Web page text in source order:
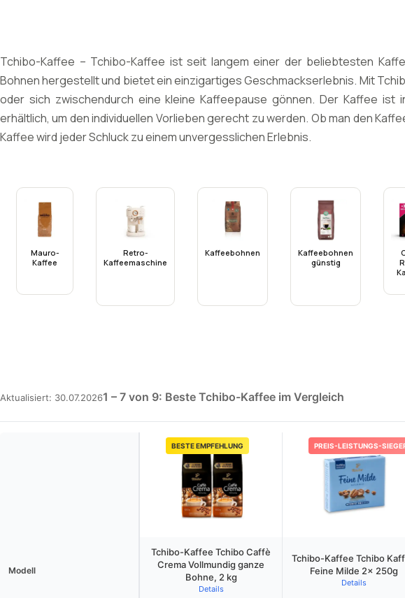
Tchibo-Kaffee – Tchibo-Kaffee ist seit langem einer der beliebtesten
Bohnen hergestellt und bietet ein einzigartiges Geschmackserlebnis. Mit
oder sich zwischendurch eine kleine Kaffeepause gönnen. Der Kaffee ist
erhältlich, um den individuellen Vorlieben gerecht zu werden. Ob man den
Kaffee wird jeder Schluck zu einem unvergesslichen Erlebnis.
Mauro-
Kaffee
Retro-
Kaffeemaschine
Kaffeebohnen
Kaffeebohnen
günstig
Aktualisiert: 30.07.20261 – 7 von 9: Beste Tchibo-Kaffee im Vergleich
BESTE EMPFEHLUNG PREIS-LEISTUNGS-
Modell
Tchibo-Kaffee Tchibo Caffè
Crema Vollmundig ganze
Bohne, 2 kg
Details
Tchibo-Kaffee Tchibo
Feine Milde 2x 250g
Details